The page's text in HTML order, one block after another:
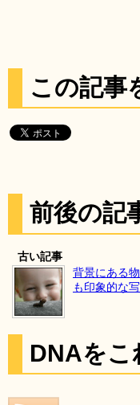
この記事
前後の記
古い記事
背景にある
も印象的な
DNAをこ